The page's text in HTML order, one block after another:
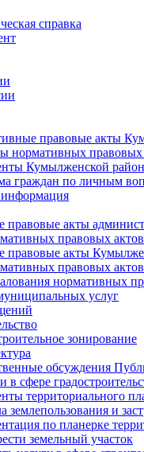
справка
правовые акты
нормативных
Кумылженской
граждан по личным
правовые акты
правовых
правовые акты
правовых
нормативных
услуг
зонирование
обсуждения
в сфере
территориального
землепользования и
по планерке
земельный участок